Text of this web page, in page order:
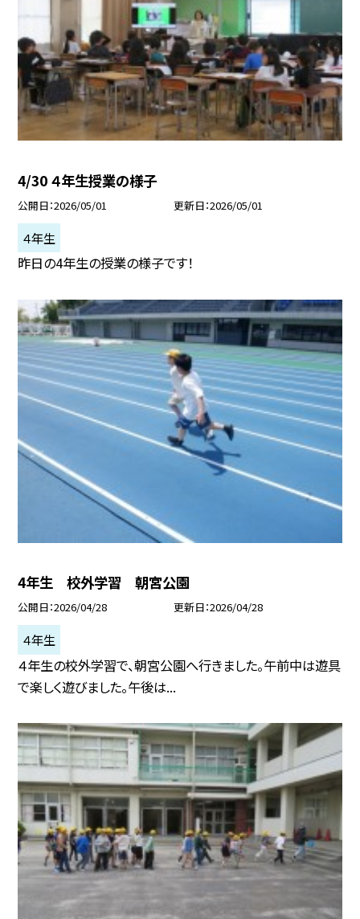
4/30 ４年生授業の様子
公開日 2026/05/01 更新日 2026/05/01
４年生
昨日の4年生の授業の様子です！
4年生 校外学習 朝宮公園
公開日 2026/04/28 更新日 2026/04/28
４年生
４年生の校外学習で、朝宮公園へ行きました。午前中は遊具
で楽しく遊びました。午後は...